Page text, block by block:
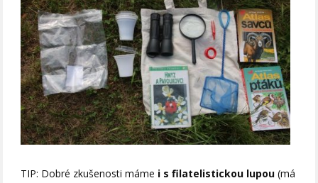
TIP: Dobré zkušenosti máme i s filatelistickou lupou (má